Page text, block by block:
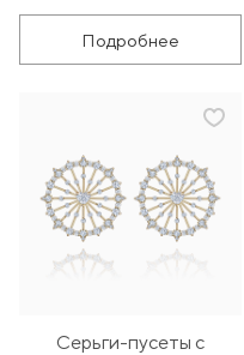
Подробнее
Серьги-пусеты с